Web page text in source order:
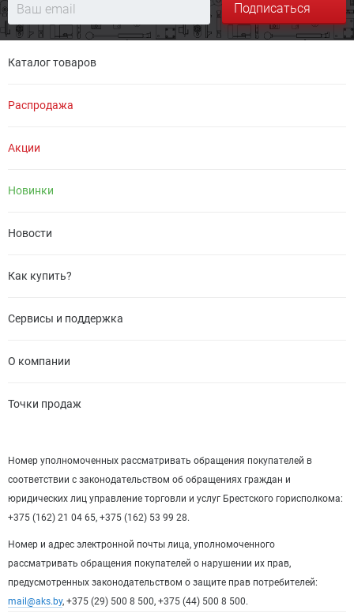
Подписаться
Каталог товаров
Распродажа
Акции
Новинки
Новости
Как купить?
Сервисы и поддержка
О компании
Точки продаж
Номер уполномоченных рассматривать обращения покупателей в
соответствии с законодательством об обращениях граждан и
юридических лиц управление торговли и услуг Брестского горисполкома:
+375 (162) 21 04 65, +375 (162) 53 99 28.
Номер и адрес электронной почты лица, уполномоченного
рассматривать обращения покупателей о нарушении их прав,
предусмотренных законодательством о защите прав потребителей:
mail@aks.by, +375 (29) 500 8 500, +375 (44) 500 8 500.